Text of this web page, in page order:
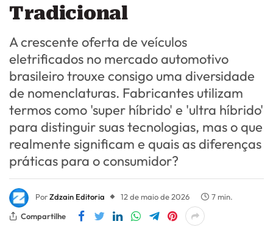
Tradicional
A crescente oferta de veículos
eletrificados no mercado automotivo
brasileiro trouxe consigo uma diversidade
de nomenclaturas. Fabricantes utilizam
termos como 'super híbrido' e 'ultra híbrido'
para distinguir suas tecnologias, mas o que
realmente significam e quais as diferenças
práticas para o consumidor?
PorZdzain Editoria 12 de maio de 2026
7 min.
Compartilhe